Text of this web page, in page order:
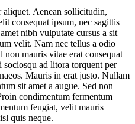
Aenean sollicitudin,
consequat ipsum, nec sagittis
nibh vulputate cursus a sit
velit. Nam nec tellus a odio
mauris vitae erat consequat
ad litora torquent per
Mauris in erat justo. Nullam
sit amet a augue. Sed non
condimentum fermentum
feugiat, velit mauris
quis neque.